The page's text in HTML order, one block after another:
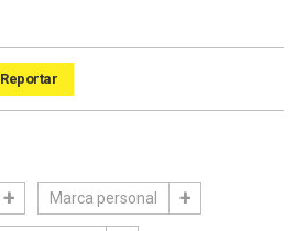
Reportar
Marca personal